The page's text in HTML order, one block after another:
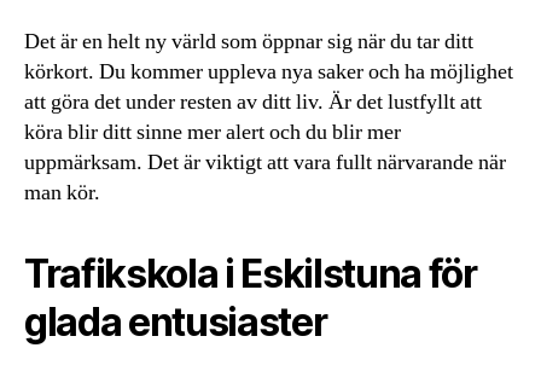
Det är en helt ny värld som öppnar sig när du tar ditt
körkort. Du kommer uppleva nya saker och ha möjlighet
att göra det under resten av ditt liv. Är det lustfyllt att
köra blir ditt sinne mer alert och du blir mer
uppmärksam. Det är viktigt att vara fullt närvarande när
man kör.
Trafikskola i Eskilstuna för
glada entusiaster